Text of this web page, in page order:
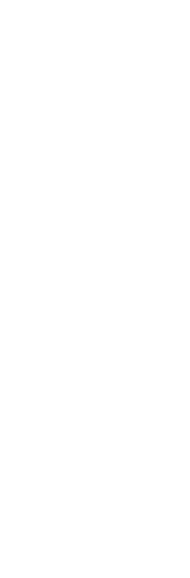
für soziale Medien
über Ihre
Partner können
im Rahmen Ihrer
zu
die Region, in der